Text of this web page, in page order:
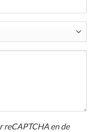
reCAPTCHA en de